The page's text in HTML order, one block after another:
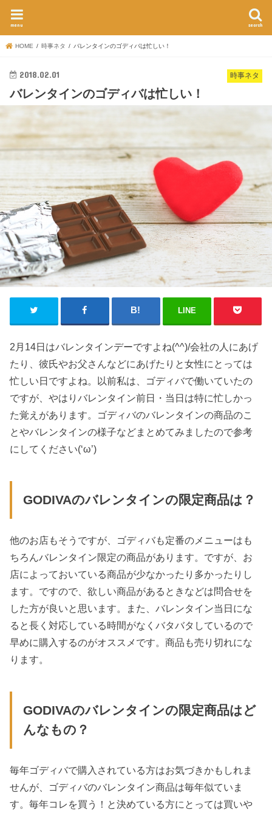
search
menu
HOME 時事ネタ バレンタインのゴディバは忙しい！
時事ネタ
2018.02.01
バレンタインのゴディバは忙しい！
LINE
2月14日はバレンタインデーですよね(^^)/会社の人にあげ
たり、彼氏やお父さんなどにあげたりと女性にとっては
忙しい日ですよね。以前私は、ゴディバで働いていたの
ですが、やはりバレンタイン前日・当日は特に忙しかっ
た覚えがあります。ゴディバのバレンタインの商品のこ
とやバレンタインの様子などまとめてみましたので参考
にしてください(‘ω’)
GODIVAのバレンタインの限定商品は？
他のお店もそうですが、ゴディバも定番のメニューはも
ちろんバレンタイン限定の商品があります。ですが、お
店によっておいている商品が少なかったり多かったりし
ます。ですので、欲しい商品があるときなどは問合せを
した方が良いと思います。また、バレンタイン当日にな
ると長く対応している時間がなくバタバタしているので
早めに購入するのがオススメです。商品も売り切れにな
ります。
GODIVAのバレンタインの限定商品はど
んなもの？
毎年ゴディバで購入されている方はお気づきかもしれま
せんが、ゴディバのバレンタイン商品は毎年似ていま
す。毎年コレを買う！と決めている方にとっては買いや